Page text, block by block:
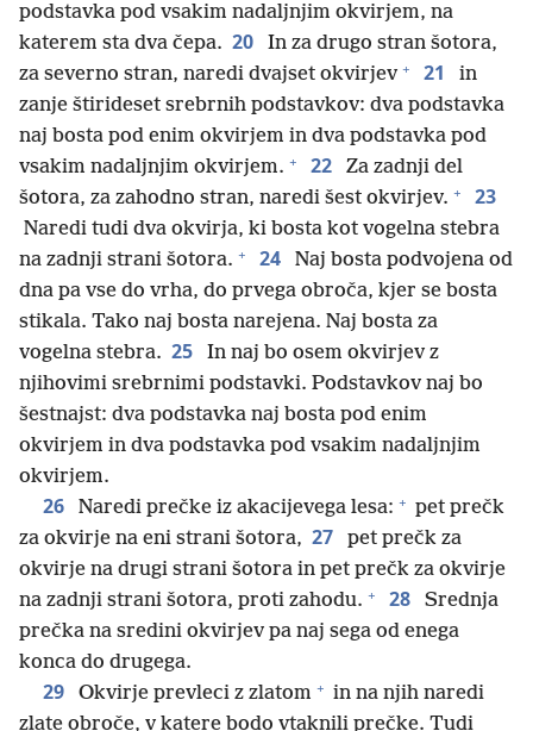
podstavka pod vsakim nadaljnjim okvirjem, na
katerem sta dva čepa. 20
In za drugo stran šotora,
za severno stran, naredi dvajset okvirjev + 21
in
zanje štirideset srebrnih podstavkov: dva podstavka
naj bosta pod enim okvirjem in dva podstavka pod
vsakim nadaljnjim okvirjem. + 22
Za zadnji del
šotora, za zahodno stran, naredi šest okvirjev. + 23
Naredi tudi dva okvirja, ki bosta kot vogelna stebra
na zadnji strani šotora. + 24
Naj bosta podvojena od
dna pa vse do vrha, do prvega obroča, kjer se bosta
stikala. Tako naj bosta narejena. Naj bosta za
vogelna stebra. 25
In naj bo osem okvirjev z
njihovimi srebrnimi podstavki. Podstavkov naj bo
šestnajst: dva podstavka naj bosta pod enim
okvirjem in dva podstavka pod vsakim nadaljnjim
okvirjem.
26 Naredi prečke iz akacijevega lesa: + pet prečk
za okvirje na eni strani šotora, 27
pet prečk za
okvirje na drugi strani šotora in pet prečk za okvirje
na zadnji strani šotora, proti zahodu. + 28
Srednja
prečka na sredini okvirjev pa naj sega od enega
konca do drugega.
29 Okvirje prevleci z zlatom + in na njih naredi
zlate obroče, v katere bodo vtaknili prečke. Tudi